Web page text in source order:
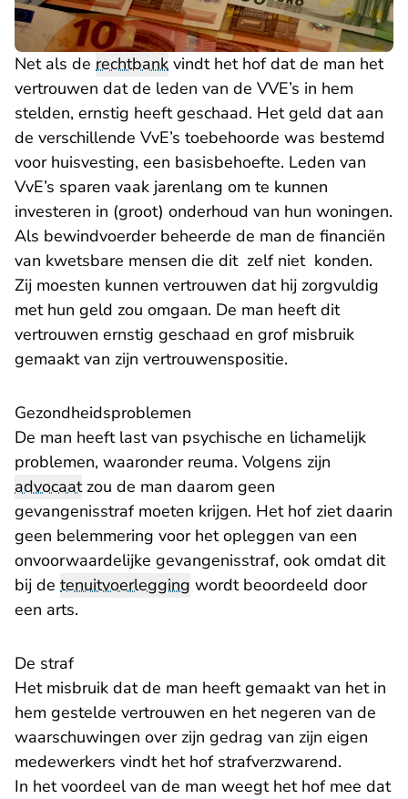
Net als de rechtbank vindt het hof dat de man het
vertrouwen dat de leden van de VVE’s in hem
stelden, ernstig heeft geschaad. Het geld dat aan
de verschillende VvE’s toebehoorde was bestemd
voor huisvesting, een basisbehoefte. Leden van
VvE’s sparen vaak jarenlang om te kunnen
investeren in (groot) onderhoud van hun woningen.
Als bewindvoerder beheerde de man de financiën
van kwetsbare mensen die dit zelf niet konden.
Zij moesten kunnen vertrouwen dat hij zorgvuldig
met hun geld zou omgaan. De man heeft dit
vertrouwen ernstig geschaad en grof misbruik
gemaakt van zijn vertrouwenspositie.
Gezondheidsproblemen
De man heeft last van psychische en lichamelijk
problemen, waaronder reuma. Volgens zijn
advocaatzou de man daarom geen
gevangenisstraf moeten krijgen. Het hof ziet daarin
geen belemmering voor het opleggen van een
onvoorwaardelijke gevangenisstraf, ook omdat dit
bij de tenuitvoerlegging wordt beoordeeld door
een arts.
De straf
Het misbruik dat de man heeft gemaakt van het in
hem gestelde vertrouwen en het negeren van de
waarschuwingen over zijn gedrag van zijn eigen
medewerkers vindt het hof strafverzwarend.
In het voordeel van de man weegt het hof mee dat